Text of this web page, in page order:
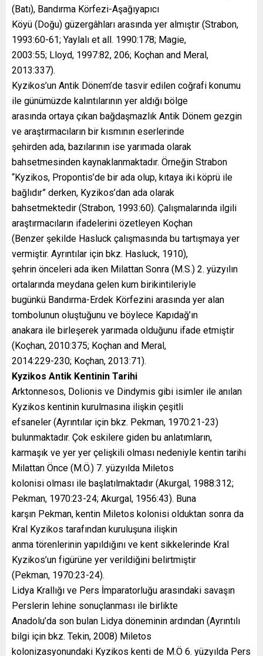
(Batı), Bandırma Körfezi-Aşağıyapıcı
Köyü (Doğu) güzergâhları arasında yer almıştır (Strabon,
1993:60-61; Yaylalı et all. 1990:178; Magie,
2003:55; Lloyd, 1997:82, 206; Koçhan and Meral,
2013:337).
Kyzikos’un Antik Dönem’de tasvir edilen coğrafi konumu
ile günümüzde kalıntılarının yer aldığı bölge
arasında ortaya çıkan bağdaşmazlık Antik Dönem gezgin
ve araştırmacıların bir kısmının eserlerinde
şehirden ada, bazılarının ise yarımada olarak
bahsetmesinden kaynaklanmaktadır. Örneğin Strabon
“Kyzikos, Propontis’de bir ada olup, kıtaya iki köprü ile
bağlıdır” derken, Kyzikos’dan ada olarak
bahsetmektedir (Strabon, 1993:60). Çalışmalarında ilgili
araştırmacıların ifadelerini özetleyen Koçhan
(Benzer şekilde Hasluck çalışmasında bu tartışmaya yer
vermiştir. Ayrıntılar için bkz. Hasluck, 1910),
şehrin önceleri ada iken Milattan Sonra (M.S.) 2. yüzyılın
ortalarında meydana gelen kum birikintileriyle
bugünkü Bandırma-Erdek Körfezini arasında yer alan
tombolunun oluştuğunu ve böylece Kapıdağ’ın
anakara ile birleşerek yarımada olduğunu ifade etmiştir
(Koçhan, 2010:375; Koçhan and Meral,
2014:229-230; Koçhan, 2013:71).
Kyzikos Antik Kentinin Tarihi
Arktonnesos, Dolionis ve Dindymis gibi isimler ile anılan
Kyzikos kentinin kurulmasına ilişkin çeşitli
efsaneler (Ayrıntılar için bkz. Pekman, 1970:21-23)
bulunmaktadır. Çok eskilere giden bu anlatımların,
karmaşık ve yer yer çelişkili olması nedeniyle kentin tarihi
Milattan Önce (M.Ö.) 7. yüzyılda Miletos
kolonisi olması ile başlatılmaktadır (Akurgal, 1988:312;
Pekman, 1970:23-24; Akurgal, 1956:43). Buna
karşın Pekman, kentin Miletos kolonisi olduktan sonra da
Kral Kyzikos tarafından kuruluşuna ilişkin
anma törenlerinin yapıldığını ve kent sikkelerinde Kral
Kyzikos’un figürüne yer verildiğini belirtmiştir
(Pekman, 1970:23-24).
Lidya Krallığı ve Pers İmparatorluğu arasındaki savaşın
Perslerin lehine sonuçlanması ile birlikte
Anadolu’da son bulan Lidya döneminin ardından (Ayrıntılı
bilgi için bkz. Tekin, 2008) Miletos
kolonizasyonundaki Kyzikos kenti de M.Ö 6. yüzyılda Pers